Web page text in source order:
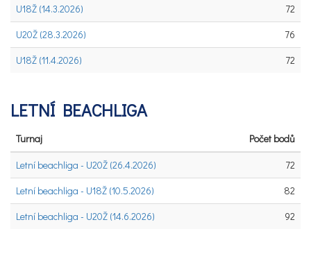
U18Ž (14.3.2026)
72
U20Ž (28.3.2026)
76
U18Ž (11.4.2026)
72
LETNÍ BEACHLIGA
Turnaj
Počet bodů
Letní beachliga - U20Ž (26.4.2026)
72
Letní beachliga - U18Ž (10.5.2026)
82
Letní beachliga - U20Ž (14.6.2026)
92